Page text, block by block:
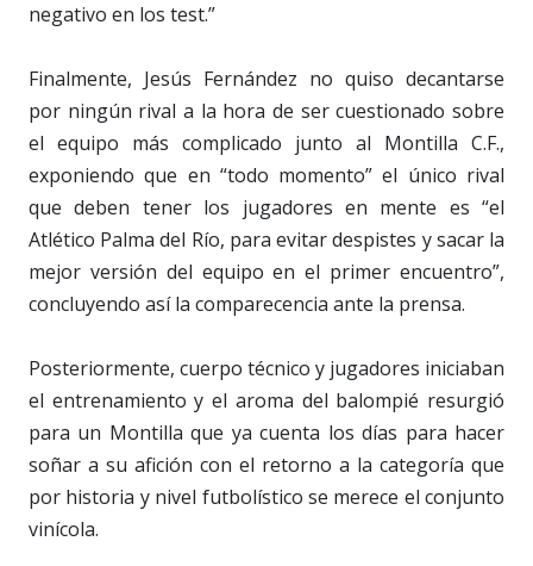
negativo en los test.”
Finalmente, Jesús Fernández no quiso decantarse
por ningún rival a la hora de ser cuestionado sobre
el equipo más complicado junto al Montilla C.F.,
exponiendo que en “todo momento” el único rival
que deben tener los jugadores en mente es “el
Atlético Palma del Río, para evitar despistes y sacar la
mejor versión del equipo en el primer encuentro”,
concluyendo así la comparecencia ante la prensa.
Posteriormente, cuerpo técnico y jugadores iniciaban
el entrenamiento y el aroma del balompié resurgió
para un Montilla que ya cuenta los días para hacer
soñar a su afición con el retorno a la categoría que
por historia y nivel futbolístico se merece el conjunto
vinícola.